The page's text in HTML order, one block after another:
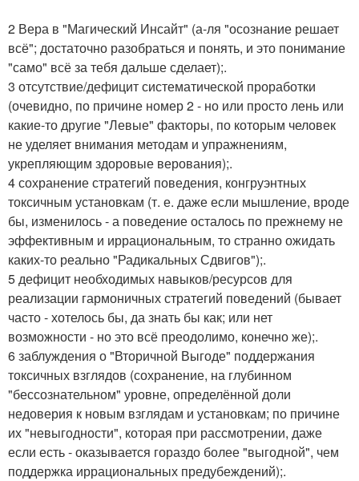
2 Вера в "Магический Инсайт" (а-ля "осознание решает
всё"; достаточно разобраться и понять, и это понимание
"само" всё за тебя дальше сделает);.
3 отсутствие/дефицит систематической проработки
(очевидно, по причине номер 2 - но или просто лень или
какие-то другие "Левые" факторы, по которым человек
не уделяет внимания методам и упражнениям,
укрепляющим здоровые верования);.
4 сохранение стратегий поведения, конгруэнтных
токсичным установкам (т. е. даже если мышление, вроде
бы, изменилось - а поведение осталось по прежнему не
эффективным и иррациональным, то странно ожидать
каких-то реально "Радикальных Сдвигов");.
5 дефицит необходимых навыков/ресурсов для
реализации гармоничных стратегий поведений (бывает
часто - хотелось бы, да знать бы как; или нет
возможности - но это всё преодолимо, конечно же);.
6 заблуждения о "Вторичной Выгоде" поддержания
токсичных взглядов (сохранение, на глубинном
"бессознательном" уровне, определённой доли
недоверия к новым взглядам и установкам; по причине
их "невыгодности", которая при рассмотрении, даже
если есть - оказывается гораздо более "выгодной", чем
поддержка иррациональных предубеждений);.